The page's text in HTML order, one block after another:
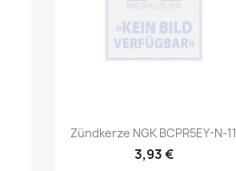
 Vorschau
Zündkerze NGK BCPR5EY-N-11
3,93 €